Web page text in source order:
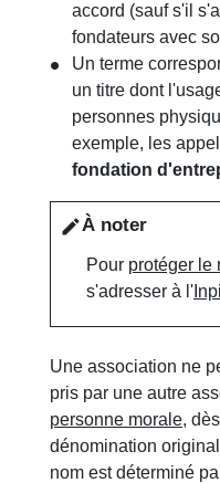
accord (sauf s'il
fondateurs avec
Un terme
un titre dont
personnes
exemple, les
fondation
editÀ noter
Pour protéger le
s'adresser à l' Inpi
Une association ne
pris par une autre
personne morale,
dénomination
nom est déterminé